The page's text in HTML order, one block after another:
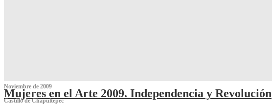
Noviembre de 2009
Mujeres en el Arte 2009. Independencia y Revolución
Castillo de Chapultepec